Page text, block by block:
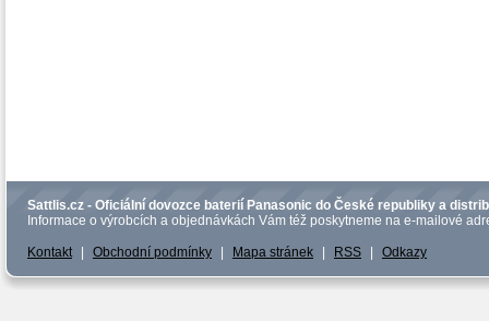
Sattlis.cz - Oficiální dovozce baterií Panasonic do České republiky a
Informace o výrobcích a objednávkách Vám též poskytneme na e-mailové
Kontakt Obchodní podmínky Mapa stránek RSS Odkazy